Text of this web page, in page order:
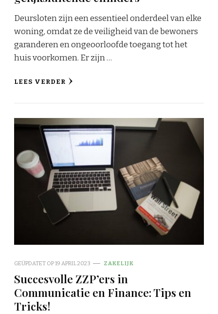
Deursloten zijn een essentieel onderdeel van elke
woning, omdat ze de veiligheid van de bewoners
garanderen en ongeoorloofde toegang tot het
huis voorkomen. Er zijn …
LEES VERDER
GEÜPDATET OP19 APRIL 2023 ZAKELIJK
Succesvolle ZZP’ers in
Communicatie en Finance: Tips en
Tricks!